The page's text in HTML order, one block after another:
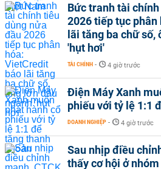
Bức tranh tài
2026 tiếp tục
lãi tăng ba chữ số,
'hụt hơi'
TÀI CHÍNH - 4 giờ trước
Điện Máy Xanh
phiếu với tỷ lệ 1:1
DOANH NGHIỆP - 4 giờ trước
Sau nhịp điều
thấy cơ hội ở